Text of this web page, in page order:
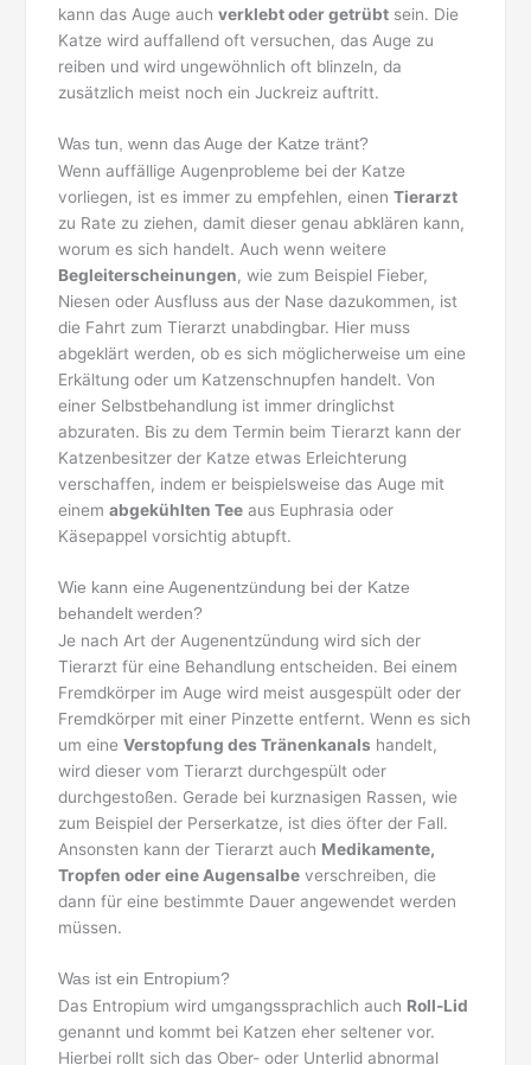
kann das Auge auchverklebt oder getrübt sein. Die
Katze wird auffallend oft versuchen, das Auge zu
reiben und wird ungewöhnlich oft blinzeln, da
zusätzlich meist noch ein Juckreiz auftritt.
Was tun, wenn das Auge der Katze tränt?
Wenn auffällige Augenprobleme bei der Katze
vorliegen, ist es immer zu empfehlen, einenTierarzt
zu Rate zu ziehen, damit dieser genau abklären kann,
worum es sich handelt. Auch wenn weitere
Begleiterscheinungen, wie zum Beispiel Fieber,
Niesen oder Ausfluss aus der Nase dazukommen, ist
die Fahrt zum Tierarzt unabdingbar. Hier muss
abgeklärt werden, ob es sich möglicherweise um eine
Erkältung oder um Katzenschnupfen handelt. Von
einer Selbstbehandlung ist immer dringlichst
abzuraten. Bis zu dem Termin beim Tierarzt kann der
Katzenbesitzer der Katze etwas Erleichterung
verschaffen, indem er beispielsweise das Auge mit
einemabgekühlten Tee aus Euphrasia oder
Käsepappel vorsichtig abtupft.
Wie kann eine Augenentzündung bei der Katze
behandelt werden?
Je nach Art der Augenentzündung wird sich der
Tierarzt für eine Behandlung entscheiden. Bei einem
Fremdkörper im Auge wird meist ausgespült oder der
Fremdkörper mit einer Pinzette entfernt. Wenn es sich
um eineVerstopfung des Tränenkanals handelt,
wird dieser vom Tierarzt durchgespült oder
durchgestoßen. Gerade bei kurznasigen Rassen, wie
zum Beispiel der Perserkatze, ist dies öfter der Fall.
Ansonsten kann der Tierarzt auch Medikamente,
Tropfen oder eine Augensalbe verschreiben, die
dann für eine bestimmte Dauer angewendet werden
müssen.
Was ist ein Entropium?
Das Entropium wird umgangssprachlich auch Roll-Lid
genannt und kommt bei Katzen eher seltener vor.
Hierbei rollt sich das Ober- oder Unterlid abnormal